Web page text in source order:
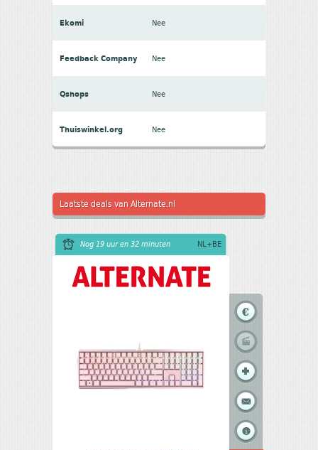
Ekomi Nee
Feedback Company Nee
Qshops Nee
Thuiswinkel.org Nee
Laatste deals van Alternate.nl
Nog 19 uur en 32 minuten NL+BE